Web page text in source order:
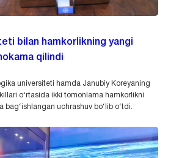
bilan hamkorlikning yangi
qilindi
universiteti hamda Janubiy Koreyaning
o‘rtasida ikki tomonlama hamkorlikni
bag‘ishlangan uchrashuv bo‘lib o‘tdi.